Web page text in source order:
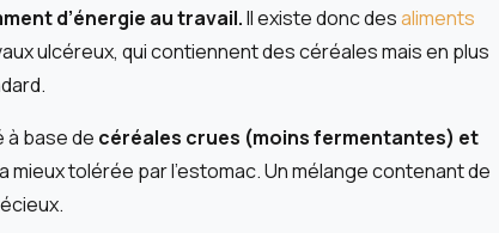
d’énergie au travail.Il existe donc desaliments
ulcéreux, qui contiennent des céréales mais en plus
à base de céréales crues (moins fermentantes) et
mieux tolérée par l’estomac. Un mélange contenant de